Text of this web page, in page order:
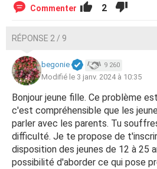
Commenter 2
RÉPONSE 2 / 9
begonie 9 260
Modifié le 3 janv. 2024 à 10:35
Bonjour jeune fille. Ce problème
c'est compréhensible que les
parler avec les parents. Tu
difficulté. Je te propose de
disposition des jeunes de 12 à 25
possibilité d'aborder ce qui pose